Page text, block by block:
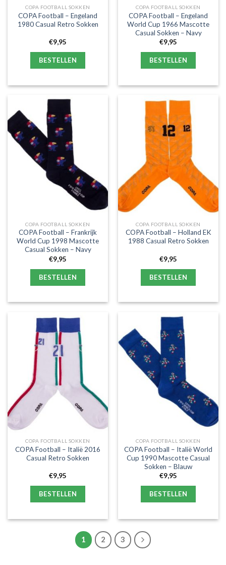
COPA FOOTBALL SOKKEN
COPA Football – Engeland
1980 Casual Retro Sokken
€9,95
BESTELLEN
COPA FOOTBALL SOKKEN
COPA Football – Engeland
World Cup 1966 Mascotte
Casual Sokken – Navy
€9,95
BESTELLEN
COPA FOOTBALL SOKKEN
COPA Football – Frankrijk
World Cup 1998 Mascotte
Casual Sokken – Navy
€9,95
BESTELLEN
COPA FOOTBALL SOKKEN
COPA Football – Holland EK
1988 Casual Retro Sokken
€9,95
BESTELLEN
COPA FOOTBALL SOKKEN
COPA Football – Italië 2016
Casual Retro Sokken
€9,95
BESTELLEN
COPA FOOTBALL SOKKEN
COPA Football – Italië World
Cup 1990 Mascotte Casual
Sokken – Blauw
€9,95
BESTELLEN
1 2 3